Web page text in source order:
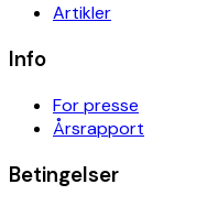
Artikler
Info
For presse
Årsrapport
Betingelser